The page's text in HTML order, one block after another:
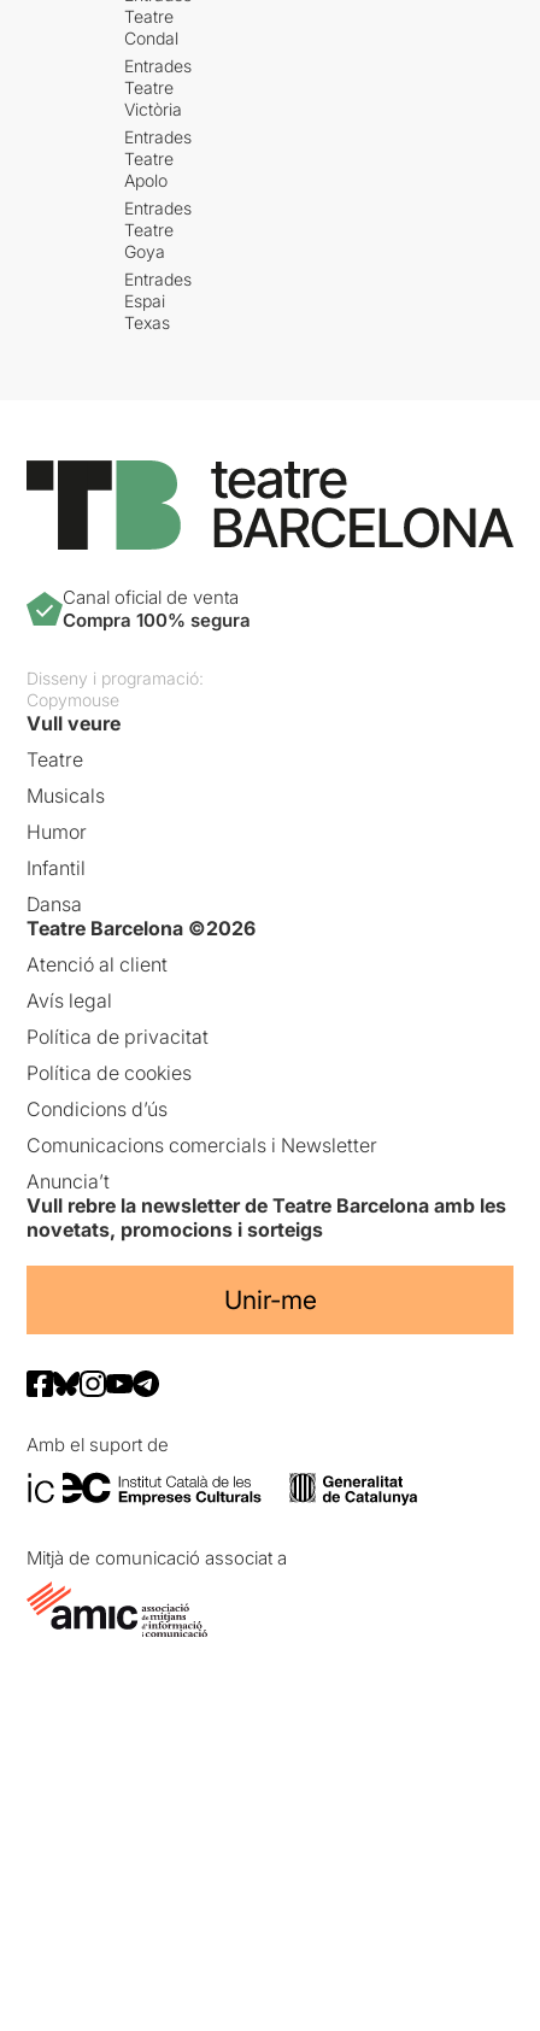
Teatre
Condal
Entrades
Teatre
Victòria
Entrades
Teatre
Apolo
Entrades
Teatre
Goya
Entrades
Espai
Texas
Canal oficial de venta
Compra 100% segura
Disseny i programació:
Copymouse
Vull veure
Teatre
Musicals
Humor
Infantil
Dansa
Teatre Barcelona ©2026
Atenció al client
Avís legal
Política de privacitat
Política de cookies
Condicions d’ús
Comunicacions comercials i Newsletter
Anuncia’t
Vull rebre la newsletter de Teatre Barcelona amb les
novetats, promocions i sorteigs
Unir-me
Amb el suport de
Mitjà de comunicació associat a